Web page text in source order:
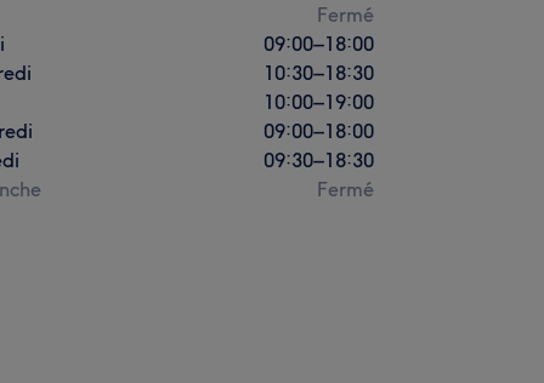
Fermé
09:00–18:00
10:30–18:30
10:00–19:00
09:00–18:00
09:30–18:30
Fermé